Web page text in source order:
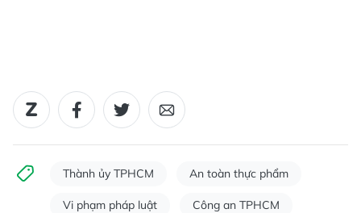
Thành ủy TPHCM An toàn thực phẩm
Vi phạm pháp luật Công an TPHCM